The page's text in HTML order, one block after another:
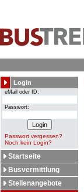
Login
eMail oder ID:
Passwort:
Passwort vergessen?
Noch kein Login?
Startseite
Busvermittlung
Stellenangebote